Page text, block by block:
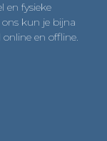
en fysieke
kun je bijna
online en offline.